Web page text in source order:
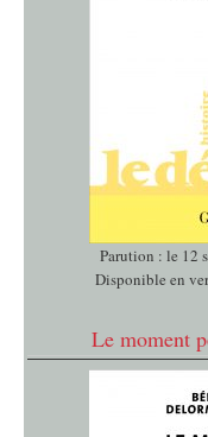
Parution : le 12
Disponible en
Le moment